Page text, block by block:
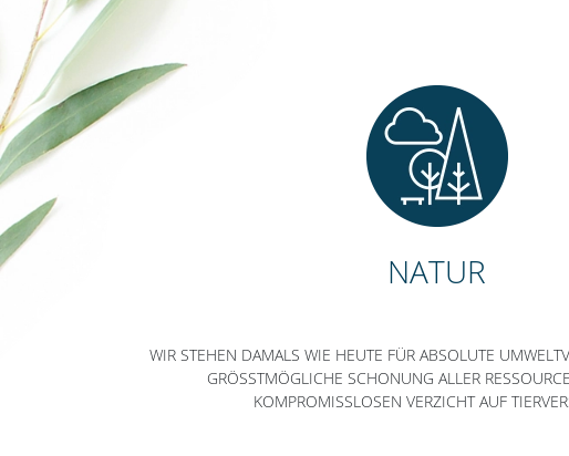
NATUR
WIR STEHEN DAMALS WIE HEUTE FÜR ABSOLUTE
GRÖSSTMÖGLICHE SCHONUNG ALLER
OMPROMISSLOSEN VERZICHT AUF